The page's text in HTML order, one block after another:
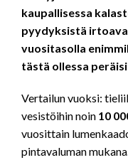
kaupallisessa
pyydyksistä
vuositasolla
tästä ollessa
Vertailun vuoksi:
vesistöihin noin 10
vuosittain
pintavaluman mukana.